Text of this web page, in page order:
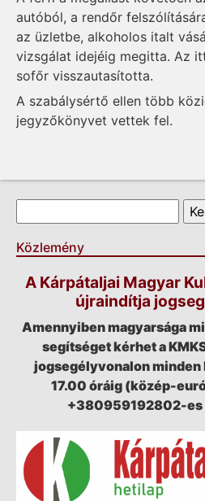
autóból, a rendőr
az üzletbe, alkoholos italt
vizsgálat idejéig megitta. Az
sofőr visszautasította.
A szabálysértő ellen több
jegyzőkönyvet vettek fel.
Keresés űrlap
Keresés
Közlemény
A Kárpátaljai Magyar
újraindítja
Amennyiben magyarsága
segítséget kérhet a
jogsegélyvonalon
17.00 óráig (közép-
+380959192802-es